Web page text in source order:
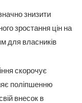
знизити
зростання цін на
для власників
скорочує
поліпшенню
внесок в